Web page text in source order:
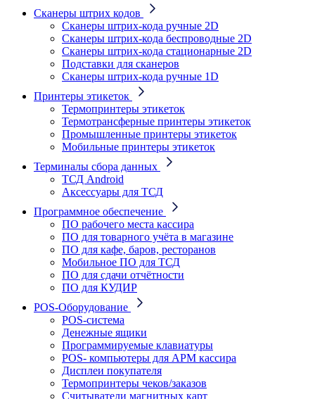
Сканеры штрих кодов
Сканеры штрих-кода ручные 2D
Сканеры штрих-кода беспроводные 2D
Cканеры штрих-кода стационарные 2D
Подставки для сканеров
Сканеры штрих-кода ручные 1D
Принтеры этикеток
Термопринтеры этикеток
Термотрансферные принтеры этикеток
Промышленные принтеры этикеток
Мобильные принтеры этикеток
Терминалы сбора данных
ТСД Android
Аксессуары для ТСД
Программное обеспечение
ПО рабочего места кассира
ПО для товарного учёта в магазине
ПО для кафе, баров, ресторанов
Мобильное ПО для ТСД
ПО для сдачи отчётности
ПО для КУДИР
POS-Оборудование
POS-система
Денежные ящики
Программируемые клавиатуры
POS- компьютеры для АРМ кассира
Дисплеи покупателя
Термопринтеры чеков/заказов
Считыватели магнитных карт